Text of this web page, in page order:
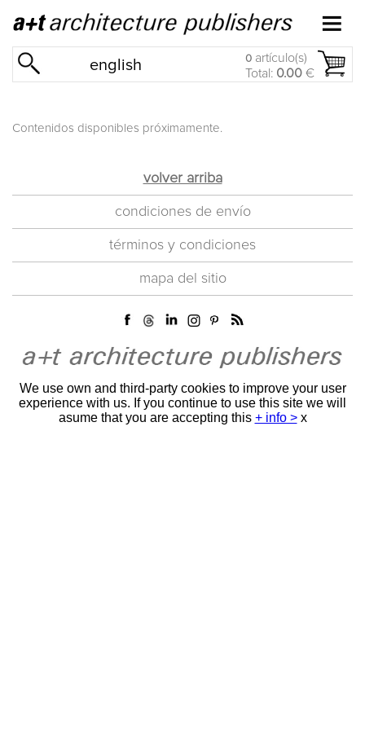
english 0 artículo(s)
Total: 0.00 €
Contenidos disponibles próximamente.
volver arriba
condiciones de envío
términos y condiciones
mapa del sitio
We use own and third-party cookies to improve your user
experience with us. If you continue to use this site we will
asume that you are accepting this + info > x